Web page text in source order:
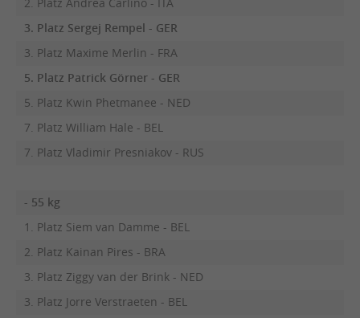
2. Platz Andrea Carlino - ITA
3. Platz Sergej Rempel - GER
3. Platz Maxime Merlin - FRA
5. Platz Patrick Görner - GER
5. Platz Kwin Phetmanee - NED
7. Platz William Hale - BEL
7. Platz Vladimir Presniakov - RUS
- 55 kg
1. Platz Siem van Damme - BEL
2. Platz Kainan Pires - BRA
3. Platz Ziggy van der Brink - NED
3. Platz Jorre Verstraeten - BEL